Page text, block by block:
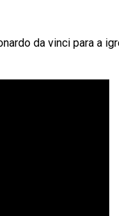
da vinci para a